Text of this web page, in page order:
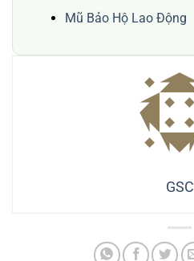
Mũ Bảo Hộ Lao Động
GSC